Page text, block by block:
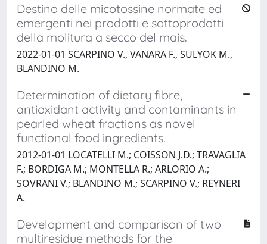
Destino delle micotossine normate ed
emergenti nei prodotti e sottoprodotti
della molitura a secco del mais.
2022-01-01 SCARPINO V., VANARA F., SULYOK M.,
BLANDINO M.
Determination of dietary fibre,
antioxidant activity and contaminants in
pearled wheat fractions as novel
functional food ingredients.
2012-01-01 LOCATELLI M.; COISSON J.D.; TRAVAGLIA
F.; BORDIGA M.; MONTELLA R.; ARLORIO A.;
SOVRANI V.; BLANDINO M.; SCARPINO V.; REYNERI
A.
Development and comparison of two
multiresidue methods for the